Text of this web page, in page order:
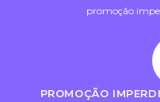
promoção
PROMOÇÃO